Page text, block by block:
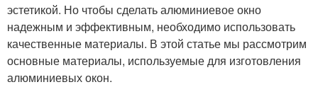
эстетикой. Но чтобы сделать алюминиевое окно
надежным и эффективным, необходимо использовать
качественные материалы. В этой статье мы рассмотрим
основные материалы, используемые для изготовления
алюминиевых окон.